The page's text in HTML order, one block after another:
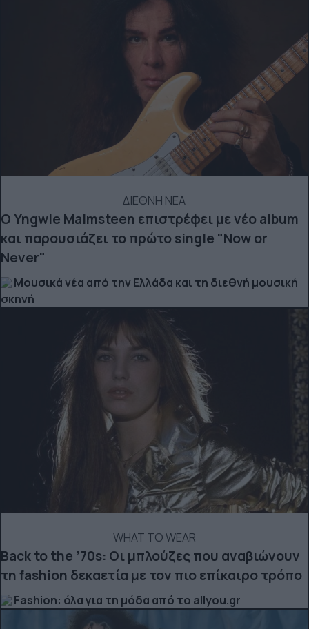
ΔΙΕΘΝΗ ΝΕΑ
Ο Yngwie Malmsteen επιστρέφει με νέο album
και παρουσιάζει το πρώτο single "Now or
Never"
Μουσικά νέα από την Ελλάδα και τη διεθνή μουσική
σκηνή
WHAT TO WEAR
Back to the ’70s: Οι μπλούζες που αναβιώνουν
τη fashion δεκαετία με τον πιο επίκαιρο τρόπο
Fashion: όλα για τη μόδα από το allyou.gr